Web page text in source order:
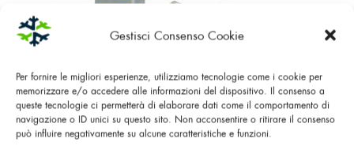
Gestisci Consenso Cookie
Per fornire le migliori esperienze, utilizziamo tecnologie come i cookie per
memorizzare e/o accedere alle informazioni del dispositivo. Il consenso a
queste tecnologie ci permetterà di elaborare dati come il comportamento di
navigazione o ID unici su questo sito. Non acconsentire o ritirare il consenso
può influire negativamente su alcune caratteristiche e funzioni.